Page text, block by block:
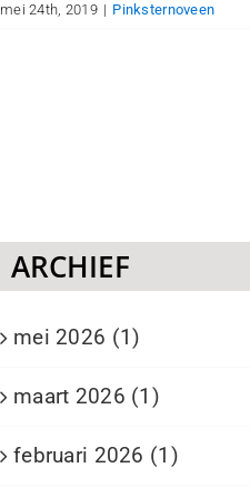
mei 24th, 2019 | Pinksternoveen
ARCHIEF
mei 2026 (1)
maart 2026 (1)
februari 2026 (1)